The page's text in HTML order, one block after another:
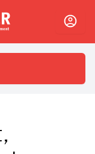
L'essentiel, autrement